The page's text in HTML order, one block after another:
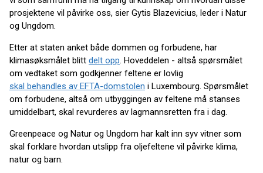
prosjektene vil påvirke oss, sier Gytis Blazevicius, leder i Natur
og Ungdom.
Etter at staten anket både dommen og forbudene, har
klimasøksmålet blitt delt opp. Hoveddelen - altså spørsmålet
om vedtaket som godkjenner feltene er lovlig
skal behandles av EFTA-domstolen i Luxembourg. Spørsmålet
om forbudene, altså om utbyggingen av feltene må stanses
umiddelbart, skal revurderes av lagmannsretten fra i dag.
Greenpeace og Natur og Ungdom har kalt inn syv vitner som
skal forklare hvordan utslipp fra oljefeltene vil påvirke klima,
natur og barn.